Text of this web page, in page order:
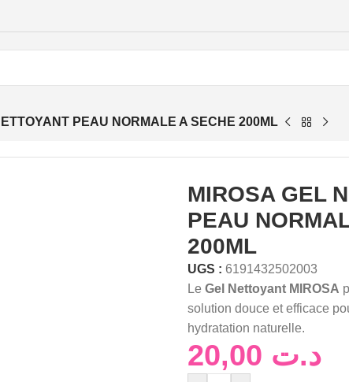
PEAU NORMALE A SECHE 200ML
MIROSA GEL
PEAU
200ML
UGS :6191432502003
LeGel Nettoyant MIROSA
solution douce et efficace
hydratation naturelle.
د.ت